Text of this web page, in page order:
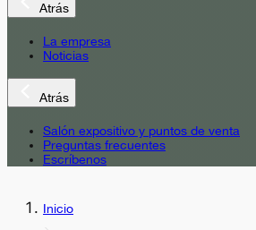
Atrás
La empresa
Noticias
Atrás
Salón expositivo y puntos de venta
Preguntas frecuentes
Escríbenos
Inicio